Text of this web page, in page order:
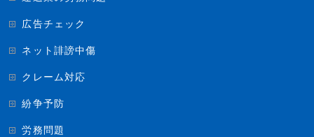
広告チェック
ネット誹謗中傷
クレーム対応
紛争予防
労務問題